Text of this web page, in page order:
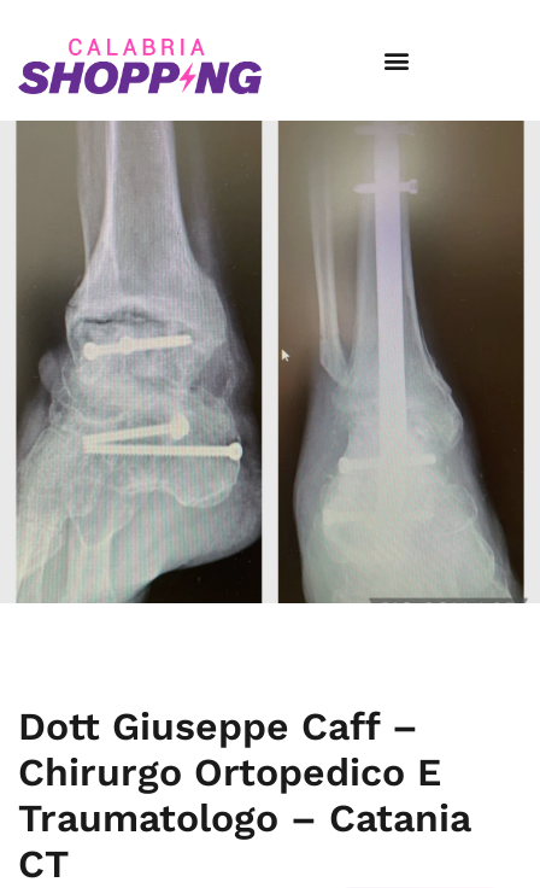
Dott Giuseppe Caff –
Chirurgo Ortopedico E
Traumatologo – Catania
CT